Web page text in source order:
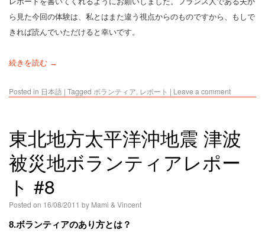
ら見た今回の体験は、私とはまた違う視点からのものですから、もしで
きれば読んでいただけると幸いです。
続きを読む →
Posted in 日本語 | Tagged ボランティア, レポート | Leave a comment
東北地方太平洋沖地震 津波
被災地ボランティアレポー
ト #8
Posted on 16/08/2011 by Mami & Vincent
8.ボランティアのあり方とは？